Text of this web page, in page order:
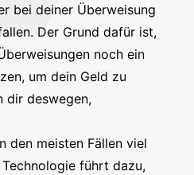
bei deiner Überweisung
Der Grund dafür ist,
noch ein
um dein Geld zu
dir deswegen,
den meisten Fällen viel
führt dazu,